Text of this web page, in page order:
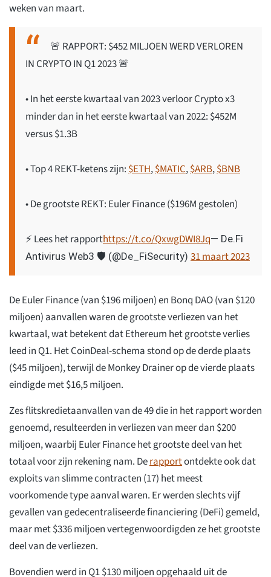
weken van maart.
🚨 RAPPORT: $452 MILJOEN WERD VERLOREN
IN CRYPTO IN Q1 2023 🚨
• In het eerste kwartaal van 2023 verloor Crypto x3
minder dan in het eerste kwartaal van 2022: $452M
versus $1.3B
• Top 4 REKT-ketens zijn:$ETH,$MATIC,$ARB,$BNB
• De grootste REKT: Euler Finance ($196M gestolen)
⚡️ Lees het rapporthttps://t.co/QxwgDWI8Jq— De.Fi
Antivirus Web3 🛡️ (@De_FiSecurity) 31 maart 2023
De Euler Finance (van $196 miljoen) en Bonq DAO (van $120
miljoen) aanvallen waren de grootste verliezen van het
kwartaal, wat betekent dat Ethereum het grootste verlies
leed in Q1. Het CoinDeal-schema stond op de derde plaats
($45 miljoen), terwijl de Monkey Drainer op de vierde plaats
eindigde met $16,5 miljoen.
Zes flitskredietaanvallen van de 49 die in het rapport worden
genoemd, resulteerden in verliezen van meer dan $200
miljoen, waarbij Euler Finance het grootste deel van het
totaal voor zijn rekening nam. Derapportontdekte ook dat
exploits van slimme contracten (17) het meest
voorkomende type aanval waren. Er werden slechts vijf
gevallen van gedecentraliseerde financiering (DeFi) gemeld,
maar met $336 miljoen vertegenwoordigden ze het grootste
deel van de verliezen.
Bovendien werd in Q1 $130 miljoen opgehaald uit de